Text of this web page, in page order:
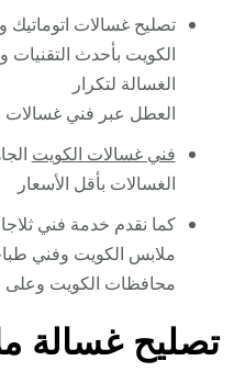
تصليح غسالات اتوماتيك
الكويت بأحدث
الغسالة لتكرار
العطل عبر فني غسالات
فني غسالات الكويت
الغسالات بأقل الأسعار
كما نقدم خدمة فني
ملابس الكويت وفني
محافظات الكويت وعلى
تصليح غسالة